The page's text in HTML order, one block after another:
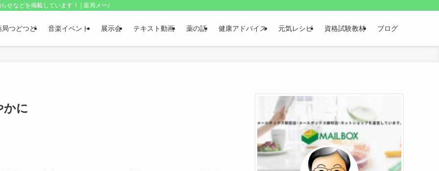
などを掲載しています！ | 薬局メールボックス・上野和夫のつどつど
局つどつど 音楽イベント 展示会 テキスト動画 薬の話 健康アドバイス 元気レシピ 資格試験教材 ブログ
に